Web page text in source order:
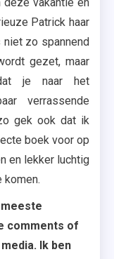
Patrick haar
zo spannend
gezet, maar
je naar het
verrassende
gek ook dat ik
boek voor op
en lekker luchtig
komen.
comments of
Ik ben